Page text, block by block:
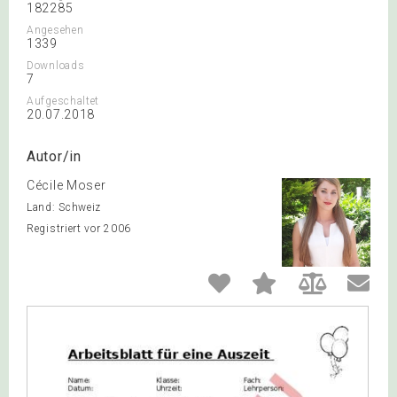
182285
Angesehen
1339
Downloads
7
Aufgeschaltet
20.07.2018
Autor/in
Cécile Moser
Land: Schweiz
Registriert vor 2006